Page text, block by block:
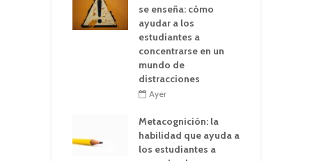
se enseña: cómo
ayudar a los
estudiantes a
concentrarse en un
mundo de
distracciones
Ayer
Metacognición: la
habilidad que ayuda a
los estudiantes a